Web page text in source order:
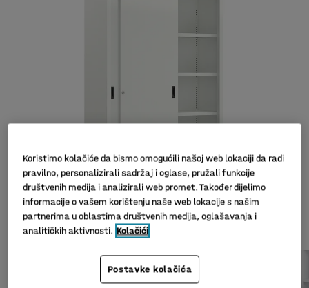
Slični proizvodi
Koristimo kolačiće da bismo omogućili našoj web lokaciji da radi
pravilno, personalizirali sadržaj i oglase, pružali funkcije
društvenih medija i analizirali web promet. Također dijelimo
informacije o vašem korištenju naše web lokacije s našim
partnerima u oblastima društvenih medija, oglašavanja i
analitičkih aktivnosti. Kolačići
Postavke kolačića